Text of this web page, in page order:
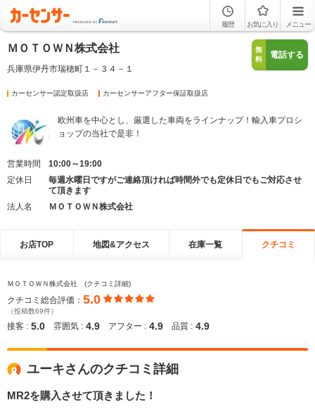
履歴 お気に入り メニュー
ＭＯＴＯＷＮ株式会社
兵庫県伊丹市瑞穂町１－３４－１
無
料
電話する
カーセンサー認定取扱店 カーセンサーアフター保証取扱店
欧州車を中心とし、厳選した車両をラインナップ！輸入車プロシ
ョップの当社で是非！
営業時間
10:00～19:00
定休日
毎週水曜日ですがご連絡頂ければ時間外でも定休日でもご対応させ
て頂きます
法人名
ＭＯＴＯＷＮ株式会社
お店TOP 地図&アクセス 在庫一覧 クチコミ
ＭＯＴＯＷＮ株式会社 (クチコミ詳細)
クチコミ総合評価： 5.0
（投稿数69件）
接客 : 5.0 雰囲気 : 4.9 アフター : 4.9 品質 : 4.9
ユーキさんのクチコミ詳細
MR2を購入させて頂きました！